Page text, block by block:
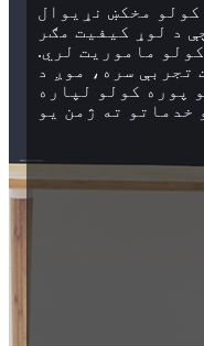
مخکښ نړیوال
د لوړ کیفیت مګر
ماموریت لري.
تجربې سره، موږ د
پوره کولو لپاره